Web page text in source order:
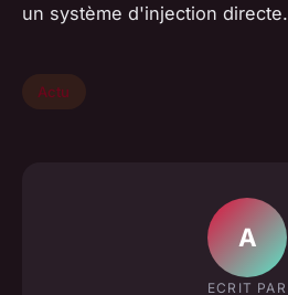
un système d'injection directe.
Actu
A
ECRIT PAR